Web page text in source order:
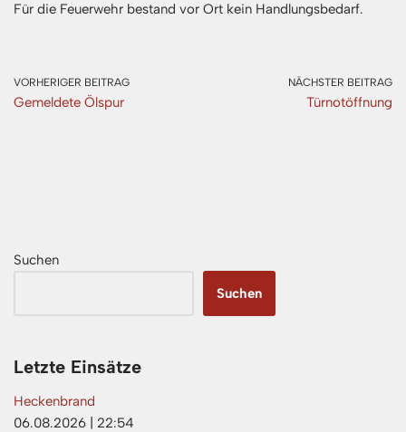
Für die Feuerwehr bestand vor Ort kein Handlungsbedarf.
VORHERIGER BEITRAG
Gemeldete Ölspur
NÄCHSTER BEITRAG
Türnotöffnung
Suchen
Suchen
Letzte Einsätze
Heckenbrand
06.08.2026
22:54